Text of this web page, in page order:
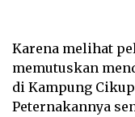
Karena melihat
memutuskan
di Kampung
Peternakannya